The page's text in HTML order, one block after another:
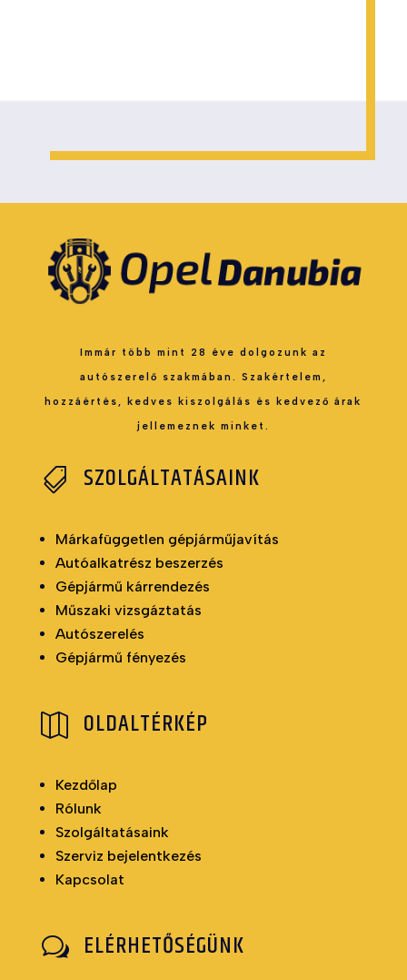
Immár több mint 28 éve dolgozunk az
autószerelő szakmában. Szakértelem,
hozzáértés, kedves kiszolgálás és kedvező árak
jellemeznek minket.
 SZOLGÁLTATÁSAINK
Márkafüggetlen gépjárműjavítás
Autóalkatrész beszerzés
Gépjármű kárrendezés
Műszaki vizsgáztatás
Autószerelés
Gépjármű fényezés
 OLDALTÉRKÉP
Kezdőlap
Rólunk
Szolgáltatásaink
Szerviz bejelentkezés
Kapcsolat
w ELÉRHETŐSÉGÜNK